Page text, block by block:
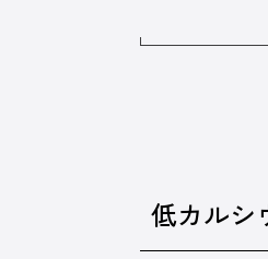
低カルシ